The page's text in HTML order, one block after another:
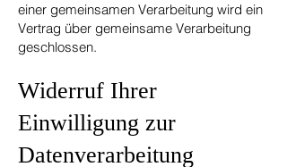
einer gemeinsamen Verarbeitung wird ein
Vertrag über gemeinsame Verarbeitung
geschlossen.
Widerruf Ihrer
Einwilligung zur
Datenverarbeitung